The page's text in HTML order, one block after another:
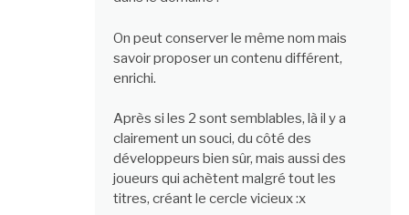
On peut conserver le même nom mais
savoir proposer un contenu différent,
enrichi.
Après si les 2 sont semblables, là il y a
clairement un souci, du côté des
développeurs bien sûr, mais aussi des
joueurs qui achètent malgré tout les
titres, créant le cercle vicieux :x